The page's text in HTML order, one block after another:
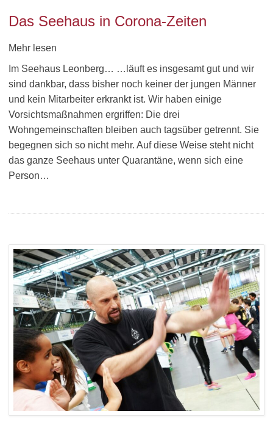
Das Seehaus in Corona-Zeiten
Mehr lesen
Im Seehaus Leonberg… …läuft es insgesamt gut und wir
sind dankbar, dass bisher noch keiner der jungen Männer
und kein Mitarbeiter erkrankt ist. Wir haben einige
Vorsichtsmaßnahmen ergriffen: Die drei
Wohngemeinschaften bleiben auch tagsüber getrennt. Sie
begegnen sich so nicht mehr. Auf diese Weise steht nicht
das ganze Seehaus unter Quarantäne, wenn sich eine
Person…